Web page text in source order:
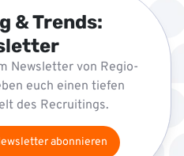
& Trends:
Newsletter von Regio-
euch einen tiefen
des Recruitings.
abonnieren